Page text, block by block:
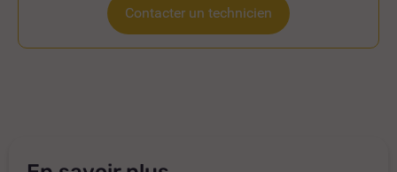
Contacter un technicien